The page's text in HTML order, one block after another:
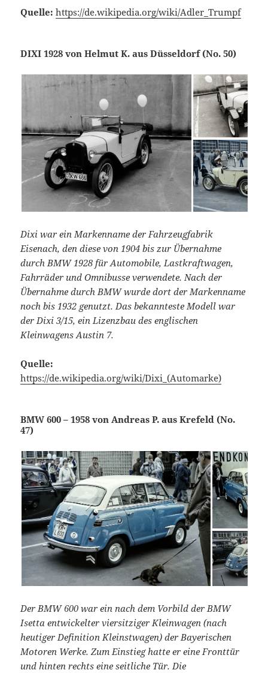
Quelle: https://de.wikipedia.org/wiki/Adler_Trumpf
DIXI 1928 von Helmut K. aus Düsseldorf (No. 50)
Dixi war ein Markenname der Fahrzeugfabrik
Eisenach, den diese von 1904 bis zur Übernahme
durch BMW 1928 für Automobile, Lastkraftwagen,
Fahrräder und Omnibusse verwendete. Nach der
Übernahme durch BMW wurde dort der Markenname
noch bis 1932 genutzt. Das bekannteste Modell war
der Dixi 3/15, ein Lizenzbau des englischen
Kleinwagens Austin 7.
Quelle:
https://de.wikipedia.org/wiki/Dixi_(Automarke)
BMW 600 – 1958 von Andreas P. aus Krefeld (No.
47)
Der BMW 600 war ein nach dem Vorbild der BMW
Isetta entwickelter viersitziger Kleinwagen (nach
heutiger Definition Kleinstwagen) der Bayerischen
Motoren Werke. Zum Einstieg hatte er eine Fronttür
und hinten rechts eine seitliche Tür. Die